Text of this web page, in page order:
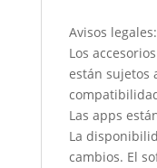
Avisos legales:
Los
están sujetos
Las apps
La
cambios. El